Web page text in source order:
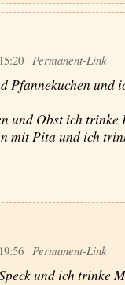
| Permanent-Link
Pfannekuchen und
und Obst ich trinke
mit Pita und ich
| Permanent-Link
und ich trinke